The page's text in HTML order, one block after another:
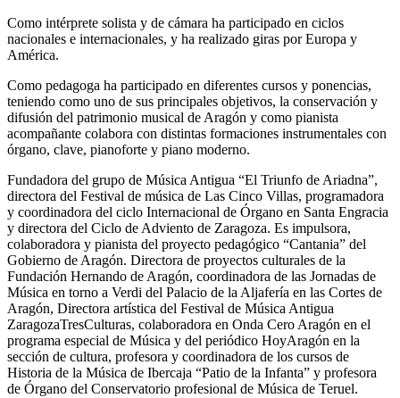
Como intérprete solista y de cámara ha participado en ciclos
nacionales e internacionales, y ha realizado giras por Europa y
América.
Como pedagoga ha participado en diferentes cursos y ponencias,
teniendo como uno de sus principales objetivos, la conservación y
difusión del patrimonio musical de Aragón y como pianista
acompañante colabora con distintas formaciones instrumentales con
órgano, clave, pianoforte y piano moderno.
Fundadora del grupo de Música Antigua “El Triunfo de Ariadna”,
directora del Festival de música de Las Cinco Villas, programadora
y coordinadora del ciclo Internacional de Órgano en Santa Engracia
y directora del Ciclo de Adviento de Zaragoza. Es impulsora,
colaboradora y pianista del proyecto pedagógico “Cantania” del
Gobierno de Aragón. Directora de proyectos culturales de la
Fundación Hernando de Aragón, coordinadora de las Jornadas de
Música en torno a Verdi del Palacio de la Aljafería en las Cortes de
Aragón, Directora artística del Festival de Música Antigua
ZaragozaTresCulturas, colaboradora en Onda Cero Aragón en el
programa especial de Música y del periódico HoyAragón en la
sección de cultura, profesora y coordinadora de los cursos de
Historia de la Música de Ibercaja “Patio de la Infanta” y profesora
de Órgano del Conservatorio profesional de Música de Teruel.